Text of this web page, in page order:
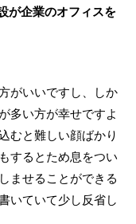
が企業のオフィスを
がいいですし、しか
多い方が幸せですよ
むと難しい顔ばかり
するとため息をつい
ませることができる
いていて少し反省し